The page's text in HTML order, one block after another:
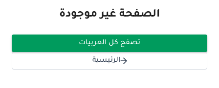
الصفحة غير موجودة
تصفح كل العربيات
الرئيسية